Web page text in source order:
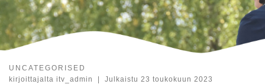
UNCATEGORISED
kirjoittajalta itv_admin | Julkaistu 23 toukokuun 2023